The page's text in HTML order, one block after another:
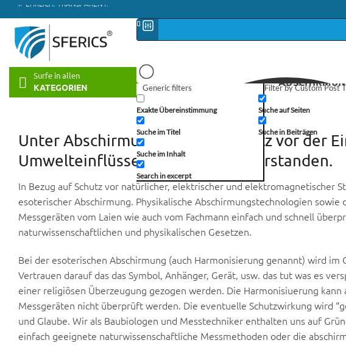
to
content
🔖 KAUF AUF RECHNUNG
Generic filters
Exakte Übereinstimmung
Suche im Titel
Suche im Inhalt
Search in excerpt
Filter by Custom Post
Suche auf Seiten
Suche in Beiträgen
Surfe in allen
KATEGORIEN
Unter Abschirmung wird der Schutz vor der
Umwelteinflüsse (Immissionen) verstanden.
In Bezug auf Schutz vor natürlicher, elektrischer und elektromagnetischer
esoterischer Abschirmung. Physikalische Abschirmungstechnologien
Messgeräten vom Laien wie auch vom Fachmann einfach und schnell
naturwissenschaftlichen und physikalischen Gesetzen.
Bei der esoterischen Abschirmung (auch Harmonisierung genannt) wird im
Vertrauen darauf das das Symbol, Anhänger, Gerät, usw. das tut was es
einer religiösen Überzeugung gezogen werden. Die Harmonisiuerung
Messgeräten nicht überprüft werden. Die eventuelle Schutzwirkung wird
und Glaube. Wir als Baubiologen und Messtechniker enthalten uns auf
einfach geeignete naturwissenschaftliche Messmethoden oder die